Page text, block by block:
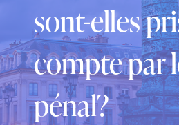
sont-elles
compte par
pénal?